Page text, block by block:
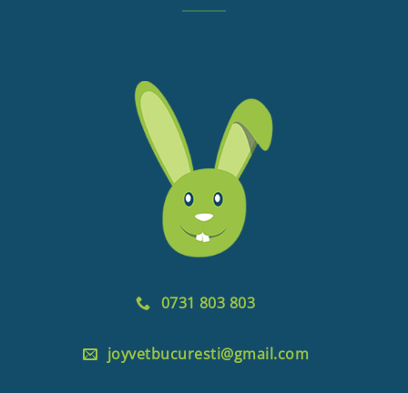
0731 803 803
joyvetbucuresti@gmail.com